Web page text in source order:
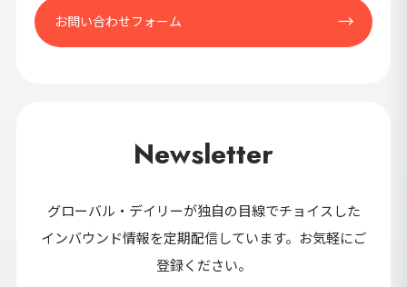
お問い合わせフォーム
Newsletter
グローバル・デイリーが独自の目線でチョイスした
インバウンド情報を定期配信しています。お気軽にご
登録ください。